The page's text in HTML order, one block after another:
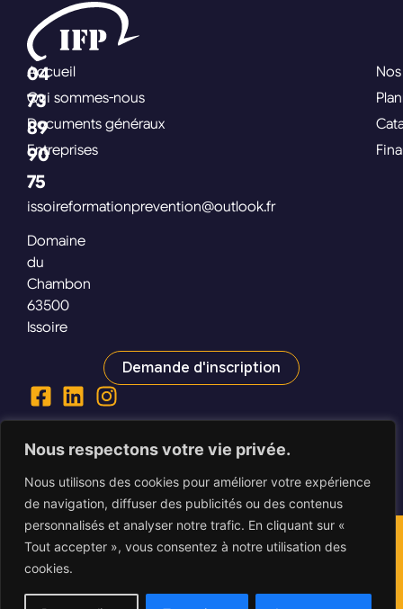
Nous respectons votre vie privée.
Nous utilisons des cookies pour améliorer votre expérience
de navigation, diffuser des publicités ou des contenus
personnalisés et analyser notre trafic. En cliquant sur «
Tout accepter », vous consentez à notre utilisation des
cookies.
04
73
89
90
75
issoireformationprevention@outlook.fr
Domaine
du
Chambon
63500
Issoire
Accueil
Qui sommes-nous
Documents généraux
Entreprises
Demande d'inscription
©CGV·RÈGLEMENT INTÉRIEUR·MENTIONS LÉGALES ·POLITIQUE DE
CONFIDENTIALITÉ·CHARTE DES COOKIES· ©2026 IFP – TOUS DROITS